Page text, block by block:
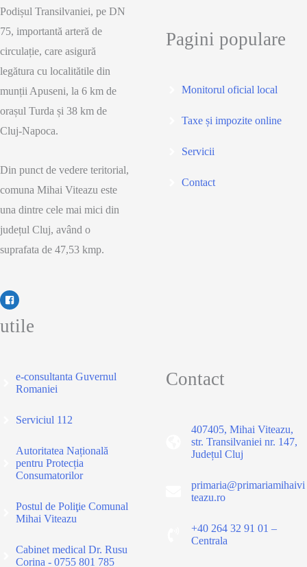
respectarea
de
către
fermieri
a
cerințelor
de
3
–
Interdicția
de
a
a
vegetația
pajiștilor
permanente
Podișul Transilvaniei, pe DN
75, importantă arteră de
circulație, care asigură
legătura cu localitătile din
munții Apuseni, la 6 km de
orașul Turda și 38 km de
Cluj-Napoca.
Din punct de vedere teritorial,
comuna Mihai Viteazu este
una dintre cele mai mici din
județul Cluj, având o
suprafata de 47,53 kmp.
Pagini populare
Monitorul oficial local
Taxe și impozite online
Servicii
Contact
utile
e-consultanta Guvernul
Romaniei
Serviciul 112
Autoritatea Națională
pentru Protecția
Consumatorilor
Postul de Poliţie Comunal
Mihai Viteazu
Cabinet medical Dr. Rusu
Corina - 0755 801 785
Contact
407405, Mihai Viteazu,
str. Transilvaniei nr. 147,
Județul Cluj
primaria@primariamihaivi
teazu.ro
+40 264 32 91 01 –
Centrala